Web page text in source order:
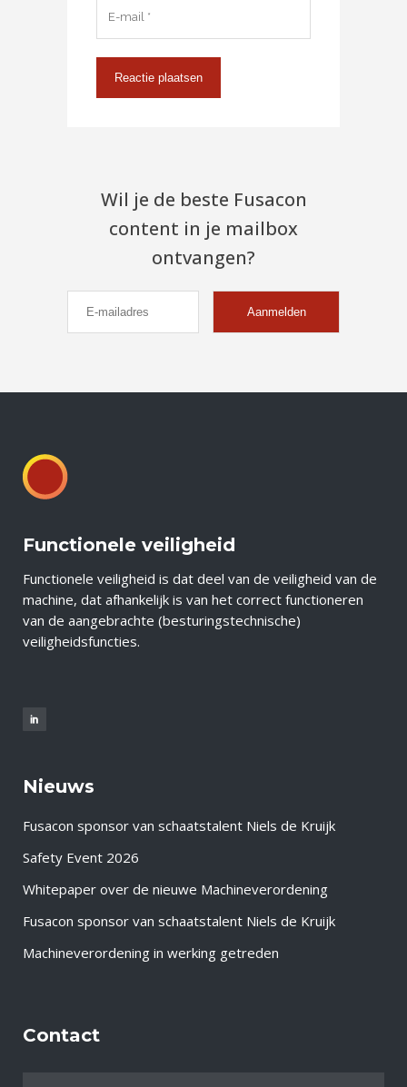
Wil je de beste Fusacon
content in je mailbox
ontvangen?
Functionele veiligheid
Functionele veiligheid is dat deel van de veiligheid van de
machine, dat afhankelijk is van het correct functioneren
van de aangebrachte (besturingstechnische)
veiligheidsfuncties.
Nieuws
Fusacon sponsor van schaatstalent Niels de Kruijk
Safety Event 2026
Whitepaper over de nieuwe Machineverordening
Fusacon sponsor van schaatstalent Niels de Kruijk
Machineverordening in werking getreden
Contact